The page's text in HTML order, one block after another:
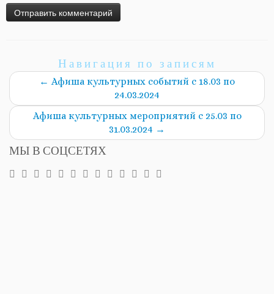
Навигация по записям
← Афиша культурных событий с 18.03 по
24.03.2024
Афиша культурных мероприятий с 25.03 по
31.03.2024 →
МЫ В СОЦСЕТЯХ